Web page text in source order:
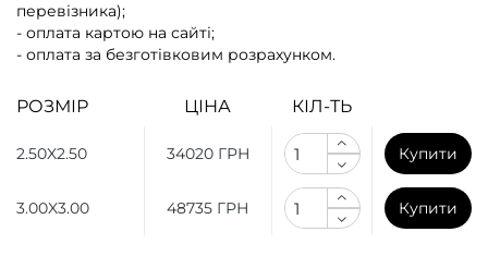
перевізника);
- оплата картою на сайті;
- оплата за безготівковим розрахунком.
РОЗМІР ЦІНА КІЛ-ТЬ
2.50X2.50 34020 ГРН Купити
3.00X3.00 48735 ГРН Купити